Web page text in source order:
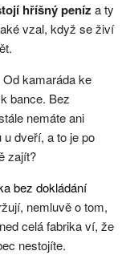
hříšný peníz a ty
vzal, když se živí
kamaráda ke
bance. Bez
nemáte ani
u dveří, a to je po
zajít?
bez dokládání
nemluvě o tom,
celá fabrika ví, že
nestojíte.